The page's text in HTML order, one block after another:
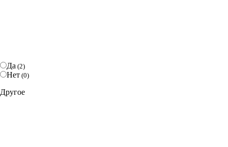
Да (2)
Нет (0)
Другое